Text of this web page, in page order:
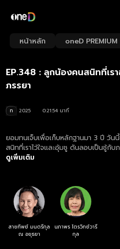
หน้าหลัก oneD PREMIUM
EP.348 : ลูกน้องคนสนิทที่เร
ภรรยา
ท 2025
0:21:54 นาที
ยอมทนเจ็บเพื่อเก็บหลักฐานมา 3 ปี วัน
สนิทที่เราไว้ใจและอุ้มชู ดันลอบเป็นชู้กับภ
ดูเพิ่มเติม
สายทิพย์ มนตรีกุล
ณ อยุธยา
นภาพร ไตรวิทย์วารี
กุล